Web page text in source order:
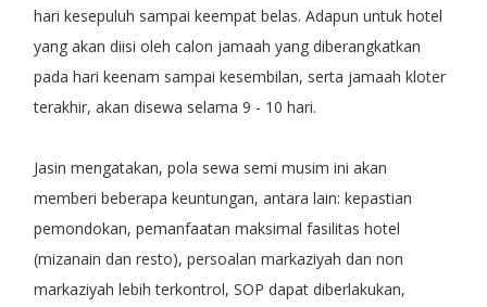
hari kesepuluh sampai keempat belas. Adapun untuk hotel
yang akan diisi oleh calon jamaah yang diberangkatkan
pada hari keenam sampai kesembilan, serta jamaah kloter
terakhir, akan disewa selama 9 - 10 hari.
Jasin mengatakan, pola sewa semi musim ini akan
memberi beberapa keuntungan, antara lain: kepastian
pemondokan, pemanfaatan maksimal fasilitas hotel
(mizanain dan resto), persoalan markaziyah dan non
markaziyah lebih terkontrol, SOP dapat diberlakukan,